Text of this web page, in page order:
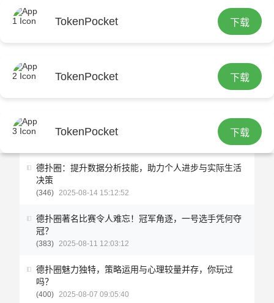
TokenPocket 下载
TokenPocket 下载
TokenPocket 下载
德扑圈
德扑圈：提升数据分析技能，助力个人进步与实际生活
决策
346 2025-08-14 15:12:52
德扑圈著名比赛令人难忘！冠军角逐，一号选手凭何夺
冠？
383 2025-08-11 12:03:12
德扑圈魅力独特，策略运用与心理较量并存，你玩过
吗？
400 2025-08-07 09:05:40